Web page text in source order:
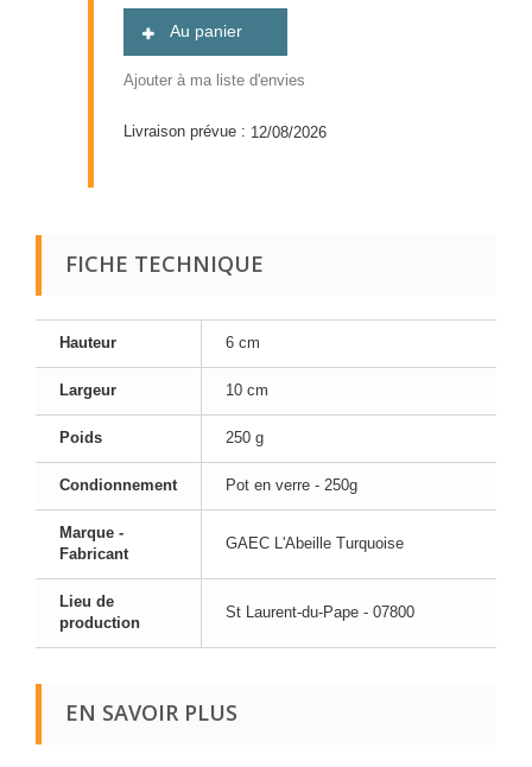
Au panier
Ajouter à ma liste d'envies
Livraison prévue : 12/08/2026
FICHE TECHNIQUE
Hauteur 6 cm
Largeur 10 cm
Poids 250 g
Condionnement Pot en verre - 250g
Marque -
Fabricant
GAEC L'Abeille Turquoise
Lieu de
production
St Laurent-du-Pape - 07800
EN SAVOIR PLUS